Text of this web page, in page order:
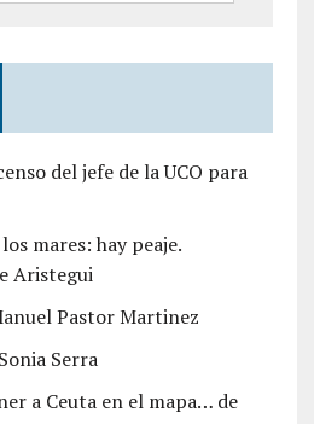
del jefe de la UCO para
mares: hay peaje.
Aristegui
Pastor Martinez
Serra
a Ceuta en el mapa… de